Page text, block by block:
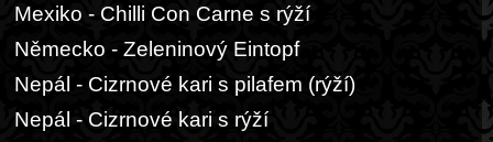
Mexiko - Chilli Con Carne s rýží
Německo - Zeleninový Eintopf
Nepál - Cizrnové kari s pilafem (rýží)
Nepál - Cizrnové kari s rýží